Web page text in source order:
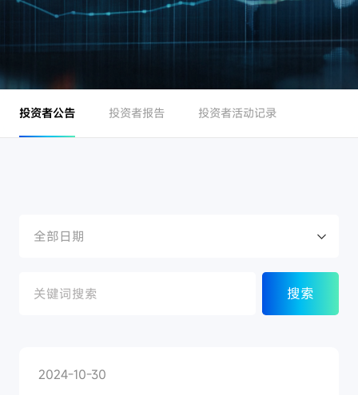
投资者公告 投资者报告 投资者活动记录
搜索
2024-10-30